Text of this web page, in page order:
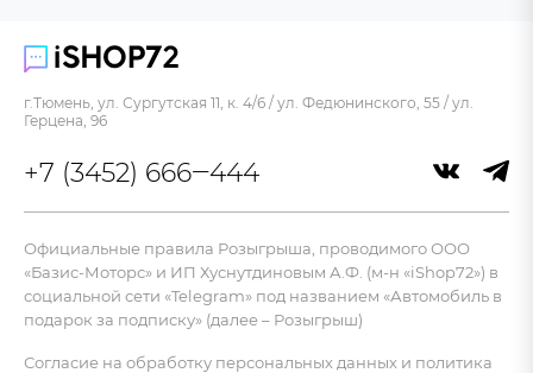
+7 (3452) 666‒444
г.Тюмень, ул. Сургутская 11, к. 4/6 / ул. Федюнинского, 55 / ул.
Герцена, 96
Согласие на обработку персональных данных и политика
Официальные правила Розыгрыша, проводимого ООО
«Базис-Моторс» и ИП Хуснутдиновым А.Ф. (м-н «iShop72») в
социальной сети «Telegram» под названием «Автомобиль в
подарок за подписку» (далее – Розыгрыш)